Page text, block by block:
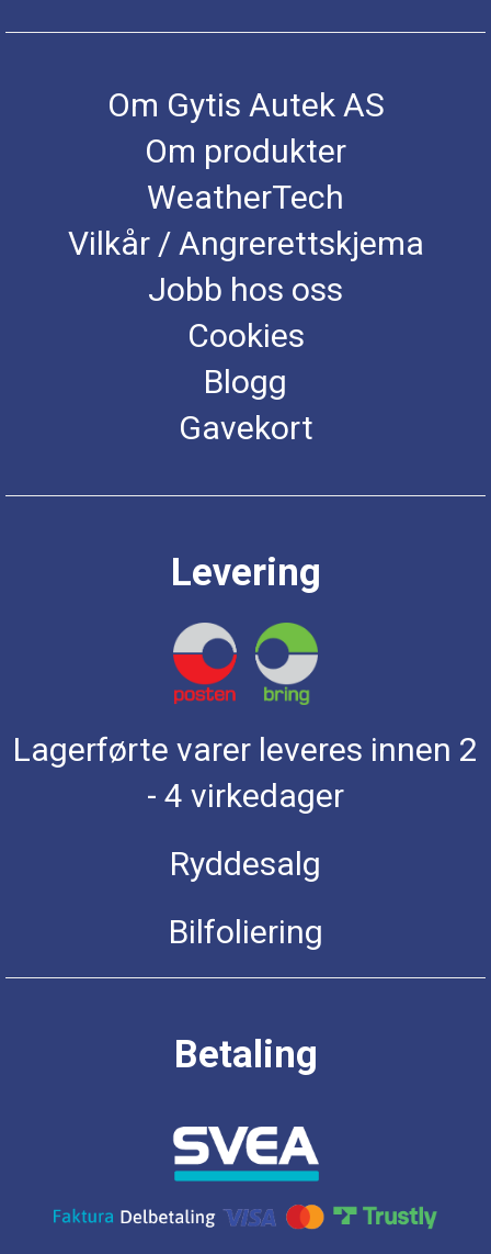
Om Gytis Autek AS
Om produkter
WeatherTech
Vilkår / Angrerettskjema
Jobb hos oss
Cookies
Blogg
Gavekort
Levering
Lagerførte varer leveres innen 2
- 4 virkedager
Ryddesalg
Bilfoliering
Betaling